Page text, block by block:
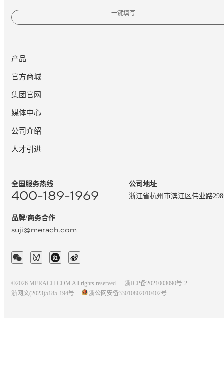
一键填写
产品
官方商城
集团官网
媒体中心
公司介绍
人才引进
全国服务热线
400-189-1969
品牌/商务合作
suji@merach.com
公司地址
浙江省杭州市滨江区伟业路
©2026 MERACH.COM All rights reserved.
浙ICP备2021003090号-2
浙网文(2023)5185-194号
浙公网安备33010802010402号